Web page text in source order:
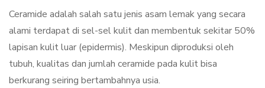
Ceramide adalah salah satu jenis asam lemak yang secara
alami terdapat di sel-sel kulit dan membentuk sekitar 50%
lapisan kulit luar (epidermis). Meskipun diproduksi oleh
tubuh, kualitas dan jumlah ceramide pada kulit bisa
berkurang seiring bertambahnya usia.